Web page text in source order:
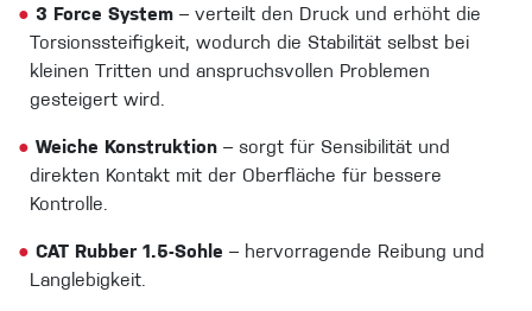
● 3 Force System – verteilt den Druck und erhöht die
Torsionssteifigkeit, wodurch die Stabilität selbst bei
kleinen Tritten und anspruchsvollen Problemen
gesteigert wird.
● Weiche Konstruktion – sorgt für Sensibilität und
direkten Kontakt mit der Oberfläche für bessere
Kontrolle.
● CAT Rubber 1.5-Sohle – hervorragende Reibung und
Langlebigkeit.